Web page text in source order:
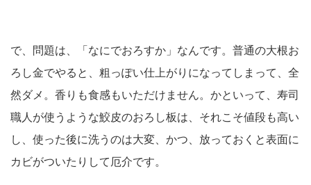
で、問題は、「なにでおろすか」なんです。普通の大根お
ろし金でやると、粗っぽい仕上がりになってしまって、全
然ダメ。香りも食感もいただけません。かといって、寿司
職人が使うような鮫皮のおろし板は、それこそ値段も高い
し、使った後に洗うのは大変、かつ、放っておくと表面に
カビがついたりして厄介です。